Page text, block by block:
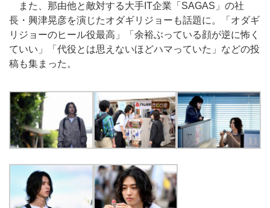
また、那由他と敵対する大手IT企業「SAGAS」の社
長・興津晃彦を演じたオダギリジョーも話題に。「オダギ
リジョーのヒール役最高」「余裕ぶっている顔が逆に怖く
ていい」「代役とは思えないほどハマっていた」などの投
稿も集まった。